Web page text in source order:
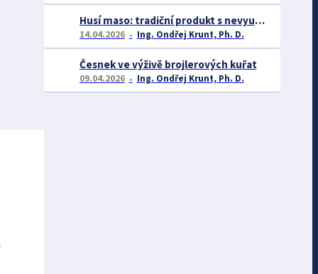
Husí maso: tradiční produkt s nevyužitým potenciálem
14.04.2026 Ing. Ondřej Krunt, Ph. D.
Česnek ve výživě brojlerových kuřat
09.04.2026 Ing. Ondřej Krunt, Ph. D.